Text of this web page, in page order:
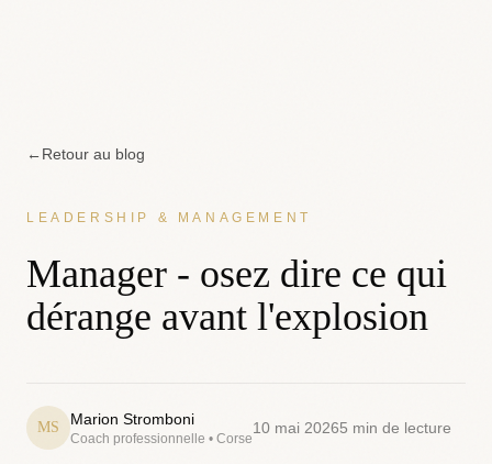
←Retour au blog
LEADERSHIP & MANAGEMENT
Manager - osez dire ce qui
dérange avant l'explosion
MS Marion Stromboni
Coach professionnelle • Corse
10 mai 20265 min de lecture